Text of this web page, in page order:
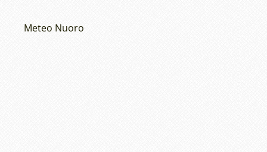
Meteo Nuoro